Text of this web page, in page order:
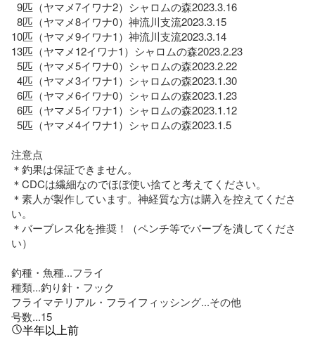
10匹（ヤマメ9イワナ1）神流川支流2023.3.14
13匹（ヤマメ12イワナ1）シャロムの森2023.2.23
注意点
＊釣果は保証できません。
＊CDCは繊細なのでほぼ使い捨てと考えてください。
＊素人が製作しています。神経質な方は購入を控えてくださ
い。
＊バーブレス化を推奨！（ペンチ等でバーブを潰してくださ
い）
釣種・魚種...フライ
種類...釣り針・フック
フライマテリアル・フライフィッシング...その他
号数...15
半年以上前